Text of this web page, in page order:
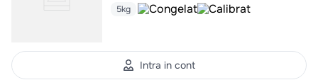
5kg
Intra in cont